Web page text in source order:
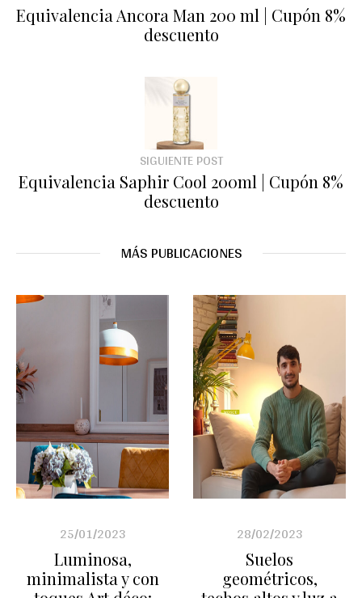
Equivalencia Ancora Man 200 ml | Cupón 8%
descuento
SIGUIENTE POST
Equivalencia Saphir Cool 200ml | Cupón 8%
descuento
MÁS PUBLICACIONES
25/01/2023
Luminosa,
minimalista y con
28/02/2023
Suelos
geométricos,